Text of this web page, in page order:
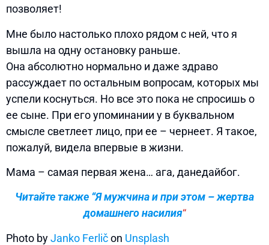
позволяет!
Мне было настолько плохо рядом с ней, что я
вышла на одну остановку раньше.
Она абсолютно нормально и даже здраво
рассуждает по остальным вопросам, которых мы
успели коснуться. Но все это пока не спросишь о
ее сыне. При его упоминании у в буквальном
смысле светлеет лицо, при ее – чернеет. Я такое,
пожалуй, видела впервые в жизни.
Мама – самая первая жена… ага, данедайбог.
Читайте также “Я мужчина и при этом – жертва
домашнего насилия“
Photo byJanko Ferličon Unsplash